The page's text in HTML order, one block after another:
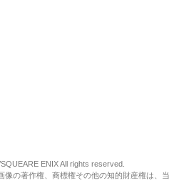
ENIX All rights reserved.
の著作権、商標権その他の知的財産権は、当